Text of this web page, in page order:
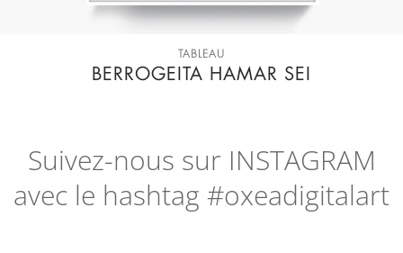
TABLEAU
BERROGEITA HAMAR SEI
Suivez-nous sur INSTAGRAM
avec le hashtag #oxeadigitalart